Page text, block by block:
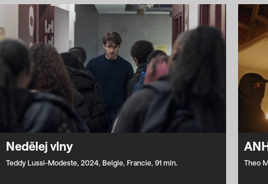
Nedělej vlny
Teddy Lussi-Modeste, 2024, Belgie, Francie, 91 min. Theo